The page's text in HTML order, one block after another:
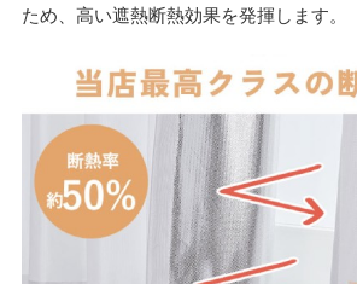
ため、高い遮熱断熱効果を発揮します。